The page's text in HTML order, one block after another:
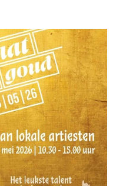
A
T
I
E